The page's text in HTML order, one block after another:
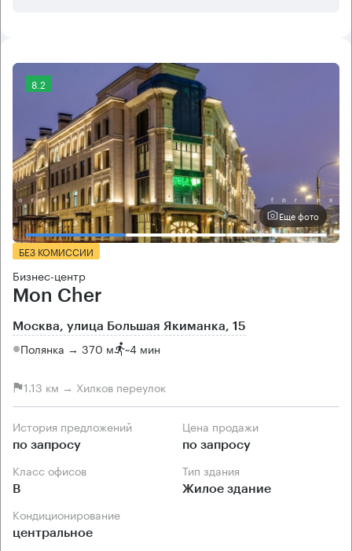
8.2
Еще фото
БЕЗ КОМИССИИ
Бизнес-центр
Mon Cher
Москва, улица Большая Якиманка, 15
Полянка → 370 м ~4 мин
1.13 км → Хилков переулок
История предложений
по запросу
Цена продажи
по запросу
Класс офисов
B
Тип здания
Жилое здание
Кондиционирование
центральное